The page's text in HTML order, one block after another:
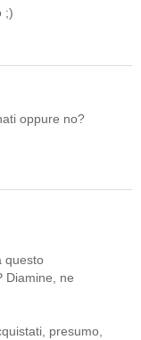
;)
oppure no?
questo
Diamine, ne
presumo,